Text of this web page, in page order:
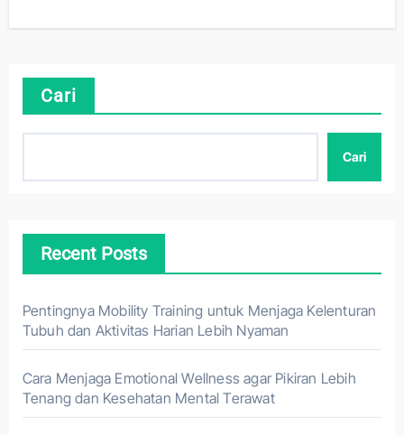
Cari
Cari
Recent Posts
Pentingnya Mobility Training untuk Menjaga Kelenturan
Tubuh dan Aktivitas Harian Lebih Nyaman
Cara Menjaga Emotional Wellness agar Pikiran Lebih
Tenang dan Kesehatan Mental Terawat